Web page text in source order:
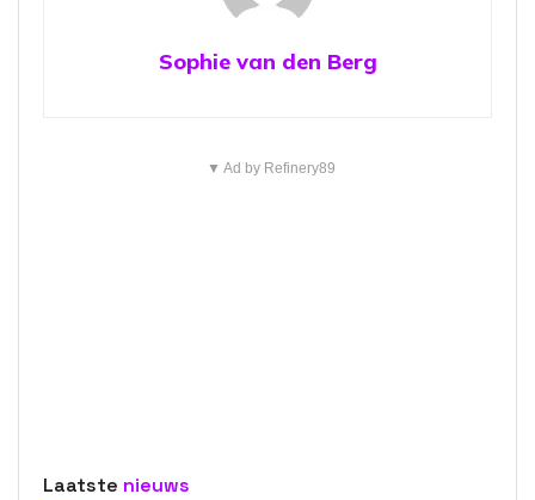
Sophie van den Berg
▼ Ad by Refinery89
Laatste nieuws